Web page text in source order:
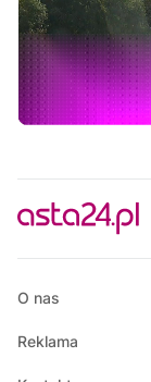
Informacje
12:15
Na szczęście
12:30
Rozmowa dnia
12:45
13:50
Raport PCT
O nas
Reklama